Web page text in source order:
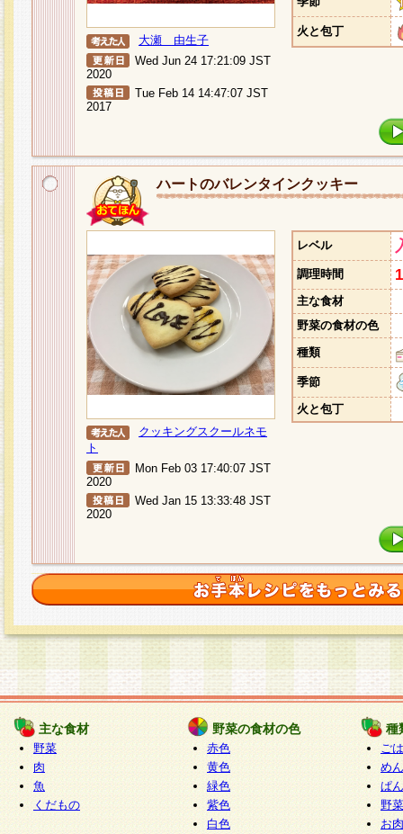
大瀬 由生子
Wed Jun 24 17:21:09 JST
2020
Tue Feb 14 14:47:07 JST
2017
火と包丁
ハートのバレンタインクッキー
クッキングスクールネモ
ト
Mon Feb 03 17:40:07 JST
2020
Wed Jan 15 13:33:48 JST
2020
レベル
調理時間
主な食材
野菜の食材の色
種類
季節
火と包丁
主な食材
野菜
肉
魚
くだもの
野菜の食材の色
赤色
黄色
緑色
紫色
白色
種
ご
めん
ぱん
野
お